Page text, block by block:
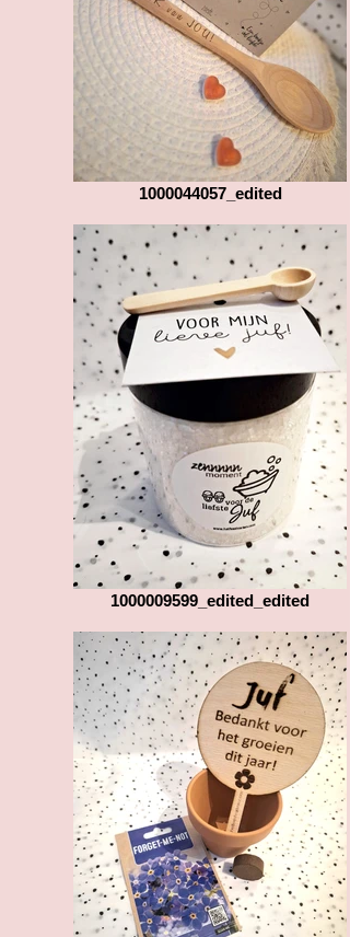
1000044057_edited
1000009599_edited_edited